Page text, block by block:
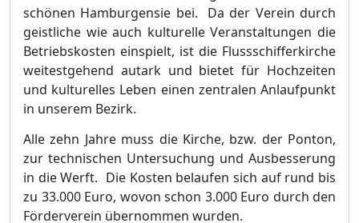
schönen Hamburgensie bei. Da der Verein durch
geistliche wie auch kulturelle Veranstaltungen die
Betriebskosten einspielt, ist die Flussschifferkirche
weitestgehend autark und bietet für Hochzeiten
und kulturelles Leben einen zentralen Anlaufpunkt
in unserem Bezirk.
Alle zehn Jahre muss die Kirche, bzw. der Ponton,
zur technischen Untersuchung und Ausbesserung
in die Werft. Die Kosten belaufen sich auf rund bis
zu 33.000 Euro, wovon schon 3.000 Euro durch den
Förderverein übernommen wurden.